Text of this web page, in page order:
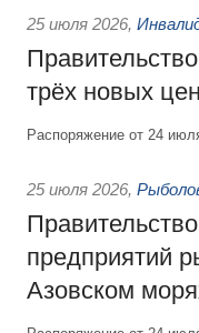
25 июля 2026,
трёх новых
Распоряжение от 24
25 июля 2026,
предприятий
Азовском